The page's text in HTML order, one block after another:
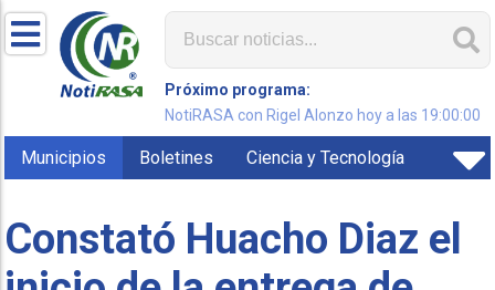
Próximo programa:
NotiRASA con Rigel Alonzo hoy a las 19:00:00
Municipios Boletines Ciencia y Tecnología
Constató Huacho Diaz el